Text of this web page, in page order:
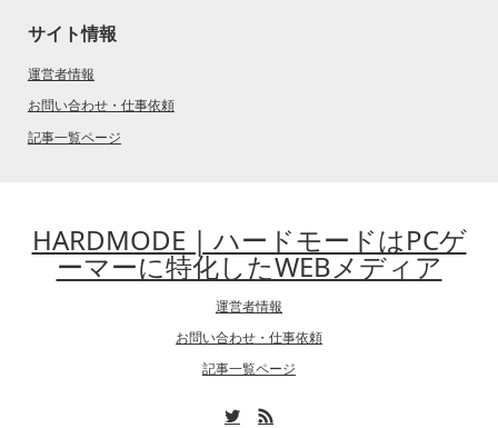
サイト情報
運営者情報
お問い合わせ・仕事依頼
記事一覧ページ
HARDMODE | ハードモードはPCゲ
ーマーに特化したWEBメディア
運営者情報
お問い合わせ・仕事依頼
記事一覧ページ